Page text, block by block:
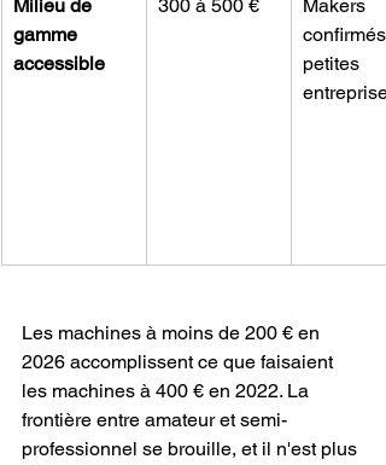
Milieu de
gamme
accessible
300 à 500 €
Makers
confirmés,
petites
entreprises
Les machines à moins de 200 € en
2026 accomplissent ce que faisaient
les machines à 400 € en 2022. La
frontière entre amateur et semi-
professionnel se brouille, et il n'est plus